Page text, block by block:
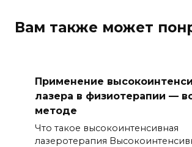
Вам также может
Применение
лазера в физиотерапии —
методе
Что такое высокоинтенсивная
лазеротерапия